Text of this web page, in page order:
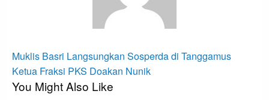
Navigasi
pos
Previous
Post
Muklis Basri Langsungkan Sosperda di Tanggamus
Next
Post
Ketua Fraksi PKS Doakan Nunik
You Might Also Like